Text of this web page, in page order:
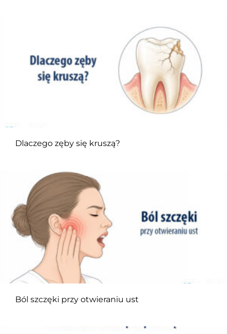
Dlaczego zęby się kruszą?
Ból szczęki przy otwieraniu ust